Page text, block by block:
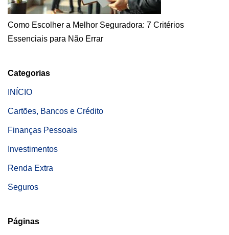
Como Escolher a Melhor Seguradora: 7 Critérios
Essenciais para Não Errar
Categorias
INÍCIO
Cartões, Bancos e Crédito
Finanças Pessoais
Investimentos
Renda Extra
Seguros
Páginas